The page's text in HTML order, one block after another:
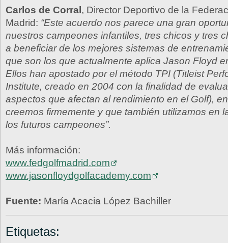
Carlos de Corral , Director Deportivo de la
Madrid: “Este acuerdo nos parece una gran
nuestros campeones infantiles, tres chicos y tres
a beneficiar de los mejores sistemas de
que son los que actualmente aplica Jason Floyd
Ellos han apostado por el método TPI (Titleist
Institute, creado en 2004 con la finalidad de
aspectos que afectan al rendimiento en el Golf),
creemos firmemente y que también utilizamos en
los futuros campeones”.
Más información:
www.fedgolfmadrid.com
www.jasonfloydgolfacademy.com
Fuente: María Acacia López Bachiller
Etiquetas: